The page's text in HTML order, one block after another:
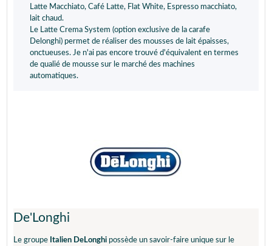
Latte Macchiato, Café Latte, Flat White, Espresso macchiato,
lait chaud.
Le Latte Crema System (option exclusive de la carafe
Delonghi) permet de réaliser des mousses de lait épaisses,
onctueuses. Je n'ai pas encore trouvé d'équivalent en termes
de qualié de mousse sur le marché des machines
automatiques.
De'Longhi
Le groupe Italien DeLonghi possède un savoir-faire unique sur le